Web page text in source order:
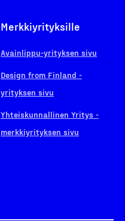
Merkkiyrityksille
Avainlippu-yrityksen sivu
Design from Finland -
yrityksen sivu
Yhteiskunnallinen Yritys -
merkkiyrityksen sivu